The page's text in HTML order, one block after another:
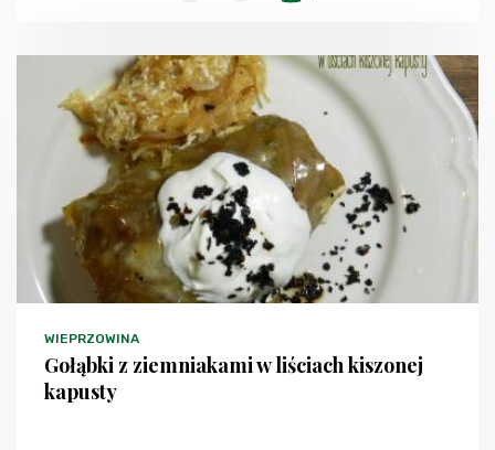
WIEPRZOWINA
Gołąbki z ziemniakami w liściach kiszonej
kapusty